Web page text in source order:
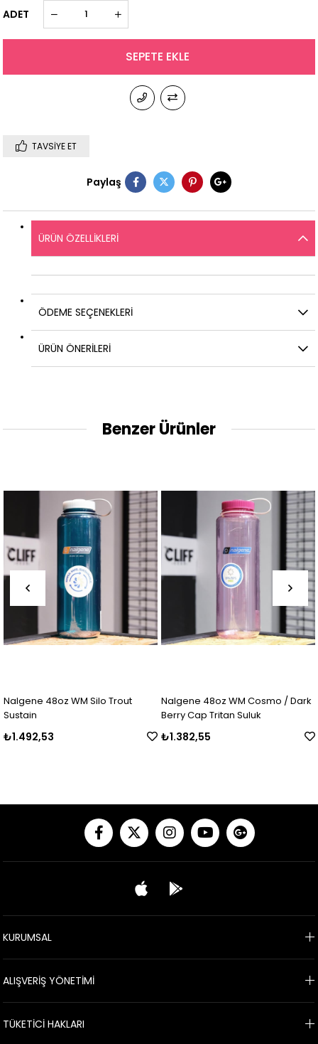
ADET
TAVSIYE ET
Paylaş
ÜRÜN ÖZELLIKLERI
ÖDEME SEÇENEKLERI
ÜRÜN ÖNERILERI
Benzer Ürünler
Nalgene 48oz WM Silo Trout
Sustain
₺1.492,53
Nalgene 48oz WM Cosmo / Dark
Berry Cap Tritan Suluk
₺1.382,55
KURUMSAL
ALIŞVERİŞ YÖNETİMİ
TÜKETİCİ HAKLARI